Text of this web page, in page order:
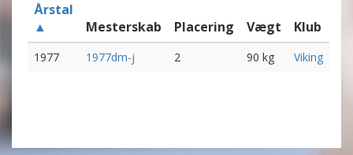
Årstal
▲
Mesterskab Placering Vægt Klub
1977 1977dm-j 2 90 kg Viking